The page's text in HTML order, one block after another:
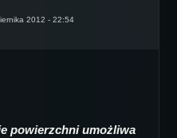
2012 - 22:54
powierzchni umożliwa